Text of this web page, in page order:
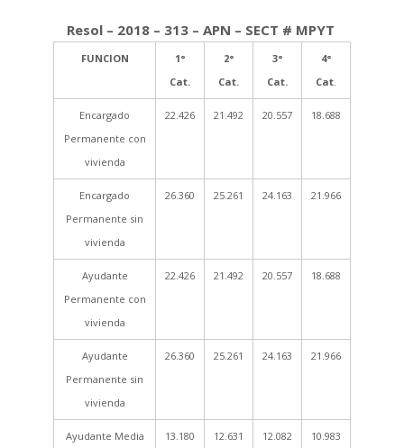
Resol – 2018 – 313 – APN – SECT # MPYT
FUNCION
1°
Cat.
2°
Cat.
3°
Cat.
4°
Cat.
Encargado
Permanente con
vivienda
22.426 21.492 20.557 18.688
Encargado
Permanente sin
vivienda
26.360 25.261 24.163 21.966
Ayudante
Permanente con
vivienda
22.426 21.492 20.557 18.688
Ayudante
Permanente sin
vivienda
26.360 25.261 24.163 21.966
Ayudante Media
13.180 12.631 12.082 10.983